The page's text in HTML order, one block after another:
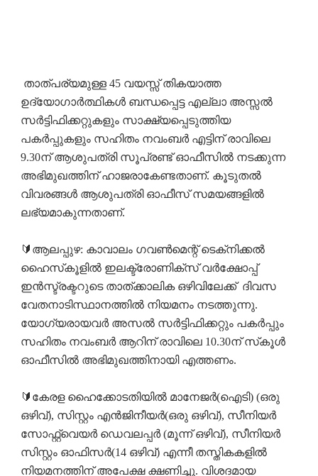
താത്പര്യമുള്ള 45 വയസ്സ് തികയാത്ത
ഉദ്യോഗാർത്ഥികൾ ബന്ധപ്പെട്ട എല്ലാ അസ്സൽ
സർട്ടിഫിക്കറ്റുകളും സാക്ഷ്യപ്പെടുത്തിയ
പകർപ്പുകളും സഹിതം നവംബർ എട്ടിന് രാവിലെ
9.30ന് ആശുപത്രി സൂപ്രണ്ട് ഓഫീസിൽ നടക്കുന്ന
അഭിമുഖത്തിന് ഹാജരാകേണ്ടതാണ്. കൂടുതൽ
വിവരങ്ങൾ ആശുപത്രി ഓഫീസ് സമയങ്ങളിൽ
ലഭ്യമാകുന്നതാണ്.
🔰ആലപ്പുഴ: കാവാലം ഗവണ്‍മെന്റ് ടെക്‌നിക്കല്‍
ഹൈസ്‌കൂളില്‍ ഇലക്ട്രോണിക്‌സ് വര്‍ക്ഷോപ്പ്
ഇന്‍സ്ട്രക്ടറുടെ താത്ക്കാലിക ഒഴിവിലേക്ക് ദിവസ
വേതനാടിസ്ഥാനത്തില്‍ നിയമനം നടത്തുന്നു.
യോഗ്യരായവര്‍ അസല്‍ സര്‍ട്ടിഫിക്കറ്റും പകര്‍പ്പും
സഹിതം നവംബര്‍ ആറിന് രാവിലെ 10.30ന് സ്‌കൂള്‍
ഓഫീസില്‍ അഭിമുഖത്തിനായി എത്തണം.
🔰കേരള ഹൈക്കോടതിയിൽ മാനേജർ(ഐടി) (ഒരു
ഒഴിവ്), സിസ്റ്റം എൻജിനീയർ(ഒരു ഒഴിവ്), സീനിയർ
സോഫ്റ്റ്‌വെയർ ഡെവലപ്പർ (മൂന്ന് ഒഴിവ്), സീനിയർ
സിസ്റ്റം ഓഫിസർ(14 ഒഴിവ്) എന്നീ തസ്തികകളിൽ
നിയമനത്തിന് അപേക്ഷ ക്ഷണിച്ചു. വിശദമായ